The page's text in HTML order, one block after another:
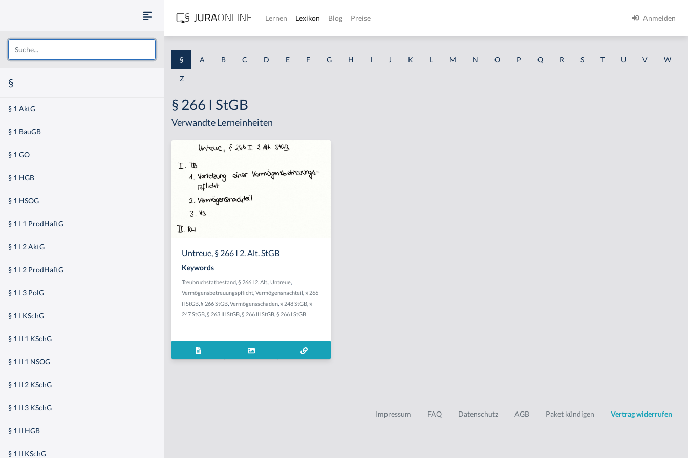
§
§ 1 AktG
§ 1 BauGB
§ 1 GO
§ 1 HGB
§ 1 HSOG
§ 1 I 1 ProdHaftG
§ 1 I 2 AktG
§ 1 I 2 ProdHaftG
§ 1 I 3 PolG
§ 1 I KSchG
§ 1 II 1 KSchG
§ 1 II 1 NSOG
§ 1 II 2 KSchG
§ 1 II 3 KSchG
§ 1 II HGB
§ 1 II KSchG
Lernen Lexikon Blog Preise Anmelden
§ A B C D E F G H I J K L M N O P Q R S T U V W
Z
§ 266 I StGB
Verwandte Lerneinheiten
Untreue, § 266 I 2. Alt. StGB
Keywords
Treubruchstatbestand,§ 266 I 2. Alt. , Untreue,
Vermögensbetreuungspflicht,Vermögensnachteil,§ 266
II StGB,§ 266 StGB,Vermögensschaden,§ 248 StGB,§
247 StGB,§ 263 III StGB,§ 266 III StGB,§ 266 I StGB
Impressum FAQ Datenschutz AGB Paket kündigen Vertrag widerrufen